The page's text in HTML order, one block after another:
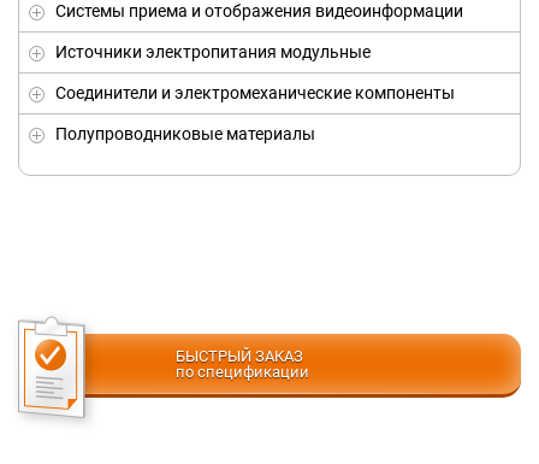
Системы приема и отображения видеоинформации
Источники электропитания модульные
Соединители и электромеханические компоненты
Полупроводниковые материалы
БЫСТРЫЙ ЗАКАЗ
по спецификации